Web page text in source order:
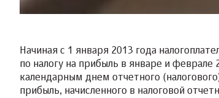
Начиная с 1 января 2013 года
по налогу на прибыль в январе и
календарным днем отчетного
прибыль, начисленного в налоговой